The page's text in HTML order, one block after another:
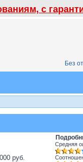
с
Без
руб.
Средняя